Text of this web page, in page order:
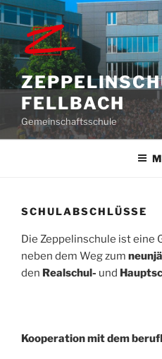
Zum
Inhalt
springen
FELLBACH
Gemeinschaftsschule
SCHULABSCHLÜSSE
Die Zeppelinschule ist eine
neben dem Weg zum
den Realschul- und
Kooperation mit dem